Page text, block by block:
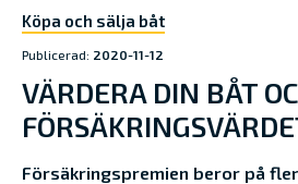
Köpa och sälja båt
Publicerad: 2020-11-12
VÄRDERA DIN BÅT
Försäkringspremien beror på